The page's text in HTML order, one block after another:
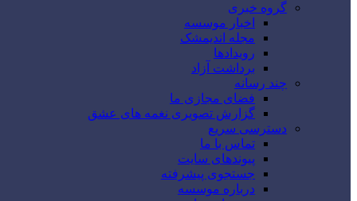
گروه خبری
اخبار موسسه
مجله اندیمشک
رویدادها
برداشت آزاد
چند رسانه
فضای مجازی ما
گزارش تصویری نغمه های عشق
دسترسی سریع
تماس با ما
پیوندهای سایت
جستجوی پیشرفته
درباره موسسه